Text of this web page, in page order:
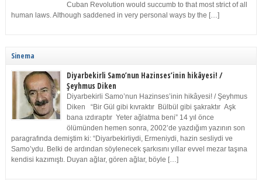
Cuban Revolution would succumb to that most strict of all
human laws. Although saddened in very personal ways by the […]
Sinema
Diyarbekirli Samo’nun Hazinses’inin hikâyesi! /
Şeyhmus Diken
Diyarbekirli Samo’nun Hazinses’inin hikâyesi! / Şeyhmus
Diken “Bir Gül gibi kıvraktır Bülbül gibi şakraktır Aşk
bana ızdıraptır Yeter ağlatma beni” 14 yıl önce
ölümünden hemen sonra, 2002’de yazdığım yazının son
paragrafında demiştim ki: “Diyarbekirliydi, Ermeniydi, hazin sesliydi ve
Samo’ydu. Belki de ardından söylenecek şarkısını yıllar evvel mezar taşına
kendisi kazımıştı. Duyan ağlar, gören ağlar, böyle […]